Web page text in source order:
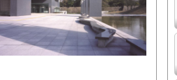
コンピュータ共同調達(再調
いて
ついて
学校学校説明会の開催に